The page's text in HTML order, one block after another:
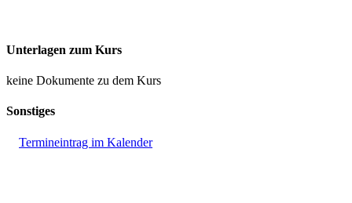
Unterlagen zum Kurs
keine Dokumente zu dem Kurs
Sonstiges
Termineintrag im Kalender